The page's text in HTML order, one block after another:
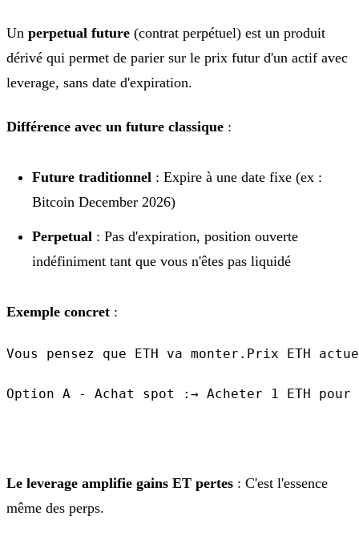
Un perpetual future (contrat perpétuel) est un produit
dérivé qui permet de parier sur le prix futur d'un actif avec
leverage, sans date d'expiration.
Différence avec un future classique :
Future traditionnel : Expire à une date fixe (ex :
Bitcoin December 2026)
Perpetual : Pas d'expiration, position ouverte
indéfiniment tant que vous n'êtes pas liquidé
Exemple concret :
Vous pensez que ETH va monter.Prix ETH
Option A - Achat spot :→ Acheter 1 ETH pour
Le leverage amplifie gains ET pertes : C'est l'essence
même des perps.